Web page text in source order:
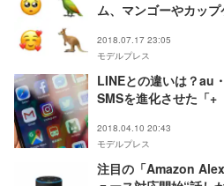
ム、マンゴーやカップ
2018.07.17 23:05
モデルプレス
LINEとの違いは？au
SMSを進化させた「+
2018.04.10 20:43
モデルプレス
注目の「Amazon